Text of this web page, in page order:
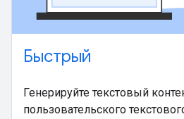
Быстрый
Генерируйте текстовый
пользовательского